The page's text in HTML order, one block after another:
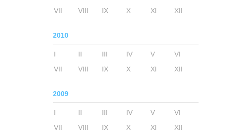
VII
VIII IX X XI XII
2010
I II III IV V
VI
VII
VIII IX X XI XII
2009
I II III IV V
VI
VII
VIII IX X XI XII